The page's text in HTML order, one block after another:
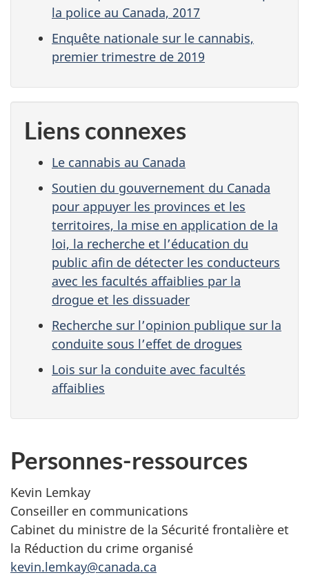
la police au Canada, 2017
Enquête nationale sur le cannabis,
premier trimestre de 2019
Liens connexes
Le cannabis au Canada
Soutien du gouvernement du Canada
pour appuyer les provinces et les
territoires, la mise en application de la
loi, la recherche et l’éducation du
public afin de détecter les conducteurs
avec les facultés affaiblies par la
drogue et les dissuader
Recherche sur l’opinion publique sur la
conduite sous l’effet de drogues
Lois sur la conduite avec facultés
affaiblies
Personnes-ressources
Kevin Lemkay
Conseiller en communications
Cabinet du ministre de la Sécurité frontalière et
la Réduction du crime organisé
kevin.lemkay@canada.ca